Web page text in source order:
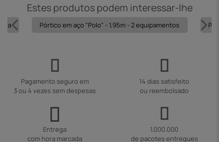
Estes produtos podem interessar-lhe
Pórtico em aço "Polo" - 1,95m - 2 equipamentos
Pagamento seguro em
3 ou 4 vezes sem despesas
14 dias satisfeito
ou reembolsado
Entrega
com hora marcada
1.000.000
de pacotes entregues